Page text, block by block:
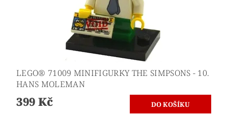
LEGO® 71009 MINIFIGURKY THE SIMPSONS - 10.
HANS MOLEMAN
399 Kč